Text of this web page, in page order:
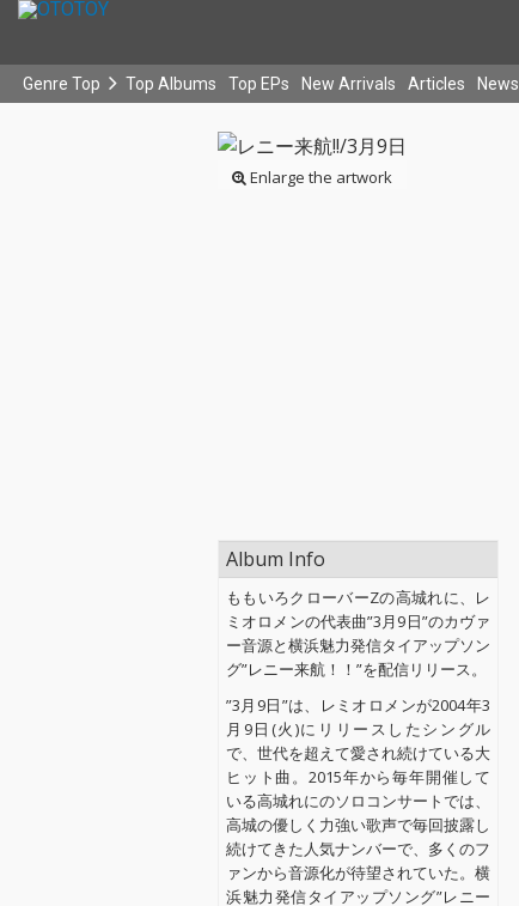
Genre Top Top Albums Top EPs New Arrivals Articles News
Enlarge the artwork
Album Info
ももいろクローバーZの高城れに、レ
ミオロメンの代表曲”3月9日”のカヴァ
ー音源と横浜魅力発信タイアップソン
グ”レニー来航！！”を配信リリース。
”3月9日”は、レミオロメンが2004年3
月9日(火)にリリースしたシングル
で、世代を超えて愛され続けている大
ヒット曲。2015年から毎年開催して
いる高城れにのソロコンサートでは、
高城の優しく力強い歌声で毎回披露し
続けてきた人気ナンバーで、多くのフ
ァンから音源化が待望されていた。横
浜魅力発信タイアップソング”レニー